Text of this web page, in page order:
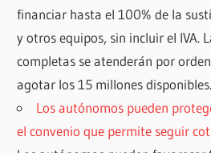
financiar hasta el 100% de la
y otros equipos, sin incluir el IVA.
completas se atenderán por
agotar los 15 millones disponibles.
Los autónomos pueden
el convenio que permite seguir